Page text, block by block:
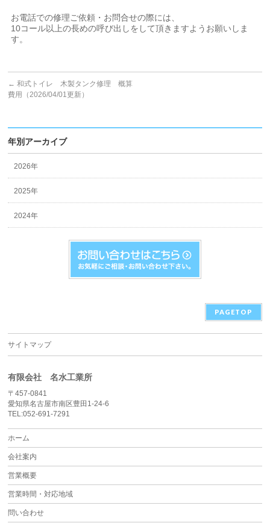
お電話での修理ご依頼・お問合せの際には、
10コール以上の長めの呼び出しをして頂きますようお願いしま
す。
← 和式トイレ 木製タンク修理 概算
費用（2026/04/01更新）
年別アーカイブ
2026年
2025年
2024年
PAGETOP
サイトマップ
有限会社 名水工業所
〒457-0841
愛知県名古屋市南区豊田1-24-6
TEL:052-691-7291
ホーム
会社案内
営業概要
営業時間・対応地域
問い合わせ